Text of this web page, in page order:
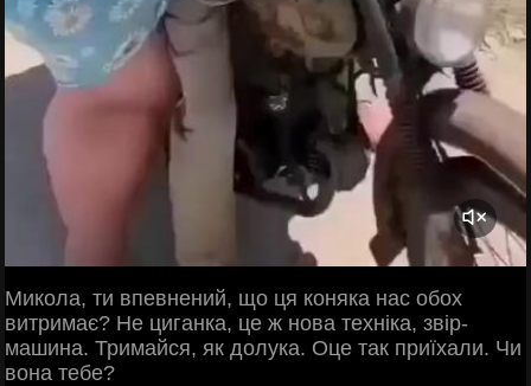
Микола, ти впевнений, що ця коняка нас обох
витримає? Не циганка, це ж нова техніка, звір-
машина. Тримайся, як долука. Оце так приїхали. Чи
вона тебе?